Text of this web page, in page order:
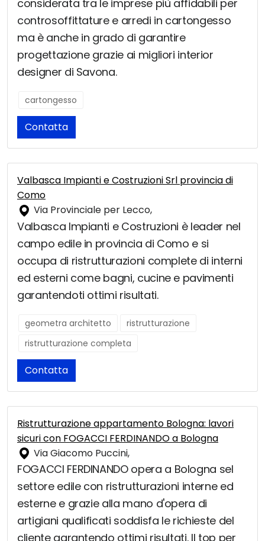
considerata tra le imprese più affidabili per
controsoffittature e arredi in cartongesso
ma è anche in grado di garantire
progettazione grazie ai migliori interior
designer di Savona.
cartongesso
Contatta
Valbasca Impianti e Costruzioni Srl provincia di
Como
Via Provinciale per Lecco,
Valbasca Impianti e Costruzioni è leader nel
campo edile in provincia di Como e si
occupa di ristrutturazioni complete di interni
ed esterni come bagni, cucine e pavimenti
garantendoti ottimi risultati.
geometra architetto
ristrutturazione
ristrutturazione completa
Contatta
Ristrutturazione appartamento Bologna: lavori
sicuri con FOGACCI FERDINANDO a Bologna
Via Giacomo Puccini,
FOGACCI FERDINANDO opera a Bologna sel
settore edile con ristrutturazioni interne ed
esterne e grazie alla mano d'opera di
artigiani qualificati soddisfa le richieste del
cliente garantendo ottimi risultati. Il top per